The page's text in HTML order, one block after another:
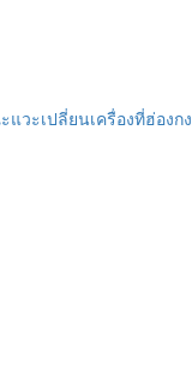
วะเปลี่ยนเครื่องที่ฮ่องกง